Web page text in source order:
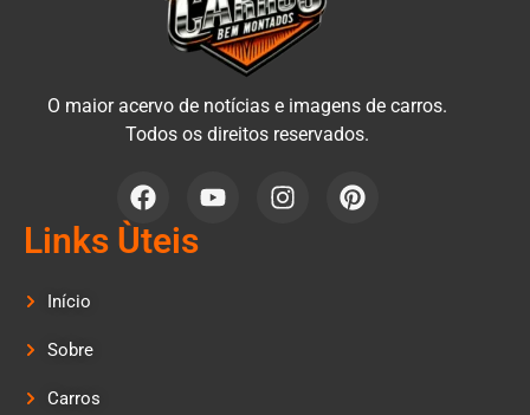
O maior acervo de notícias e imagens de carros.
Todos os direitos reservados.
Links Ùteis
Início
Sobre
Carros